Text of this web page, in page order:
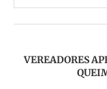
VEREADORES